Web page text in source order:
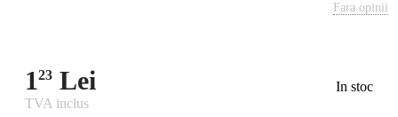
Fara opinii
123 Lei
In stoc
TVA inclus